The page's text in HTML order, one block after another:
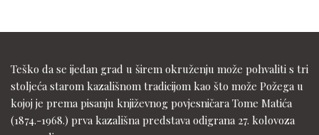
Teško da se ijedan grad u širem okruženju može pohvaliti s tri
stoljeća starom kazališnom tradicijom kao što može Požega u
kojoj je prema pisanju književnog povjesničara Tome Matića
(1874.-1968.) prva kazališna predstava odigrana 27. kolovoza